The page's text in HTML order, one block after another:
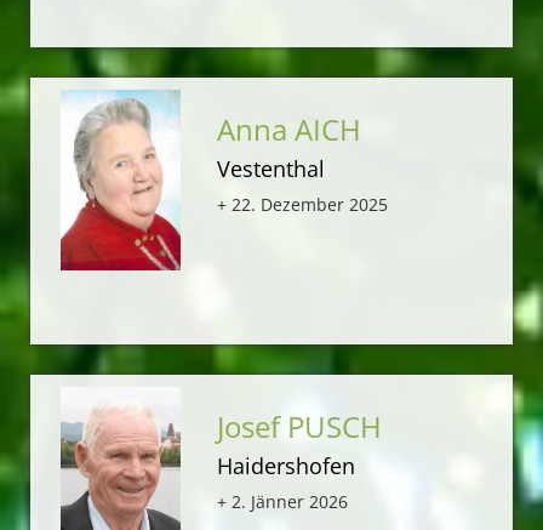
Anna AICH
Vestenthal
+ 22. Dezember 2025
Josef PUSCH
Haidershofen
+ 2. Jänner 2026